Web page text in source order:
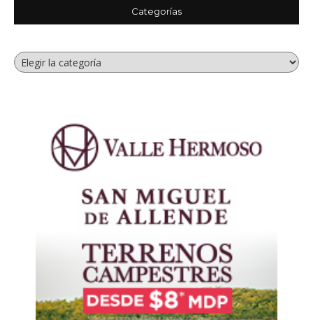
Categorías
Categorías